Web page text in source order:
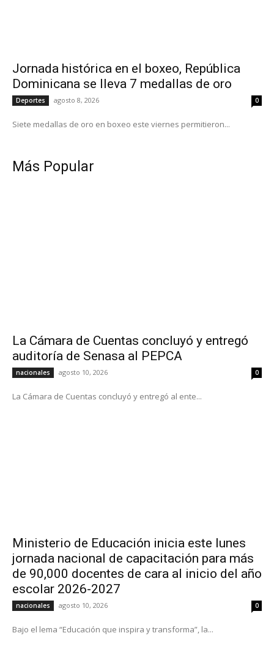
Jornada histórica en el boxeo, República
Dominicana se lleva 7 medallas de oro
Deportes agosto 8, 2026 0
Siete medallas de oro en boxeo este viernes permitieron...
Más Popular
La Cámara de Cuentas concluyó y entregó
auditoría de Senasa al PEPCA
nacionales agosto 10, 2026 0
La Cámara de Cuentas concluyó y entregó al ente...
Ministerio de Educación inicia este lunes
jornada nacional de capacitación para más
de 90,000 docentes de cara al inicio del año
escolar 2026-2027
nacionales agosto 10, 2026 0
Bajo el lema “Educación que inspira y transforma”, la...